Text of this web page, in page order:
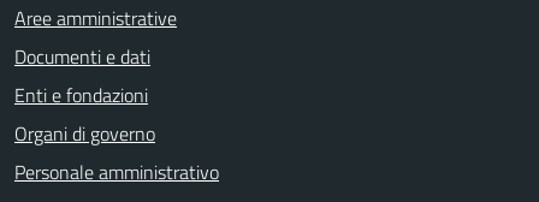
Aree amministrative
Documenti e dati
Enti e fondazioni
Organi di governo
Personale amministrativo